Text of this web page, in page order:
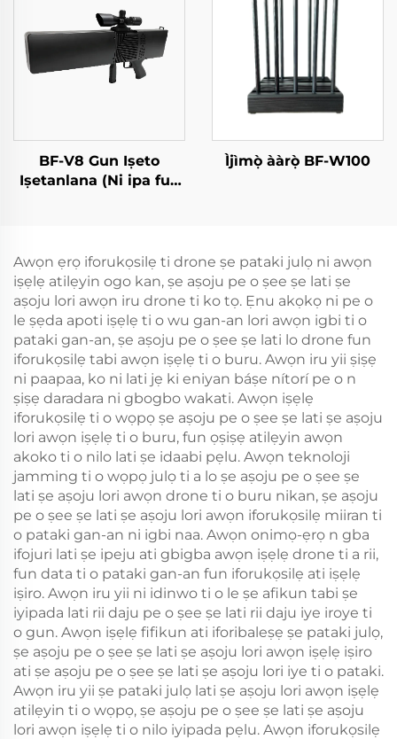
Range Signal Detector
For FPV
Shields 5.2/5.8G 100W
50dbm
BF-V8 Gun Iṣeto
Iṣetanlana (Ni ipa fun
Ìjìmọ̀ ààrọ̀ BF-W100
Awọn ẹrọ iforukọsilẹ ti drone ṣe pataki julọ ni awọn
iṣẹlẹ atilẹyin ogo kan, ṣe aṣoju pe o ṣee ṣe lati ṣe
aṣoju lori awọn iru drone ti ko tọ. Ẹnu akọkọ ni pe o
le ṣẹda apoti iṣẹlẹ ti o wu gan-an lori awọn igbi ti o
pataki gan-an, ṣe aṣoju pe o ṣee ṣe lati lo drone fun
iforukọsilẹ tabi awọn iṣẹlẹ ti o buru. Awọn iru yii ṣiṣẹ
ni paapaa, ko ni lati jẹ ki eniyan báṣe nítorí pe o n
ṣiṣẹ daradara ni gbogbo wakati. Awọn iṣẹlẹ
iforukọsilẹ ti o wọpọ ṣe aṣoju pe o ṣee ṣe lati ṣe aṣoju
lori awọn iṣẹlẹ ti o buru, fun ọṣiṣẹ atilẹyin awọn
akoko ti o nilo lati ṣe idaabi pẹlu. Awọn teknoloji
jamming ti o wọpọ julọ ti a lo ṣe aṣoju pe o ṣee ṣe
lati ṣe aṣoju lori awọn drone ti o buru nikan, ṣe aṣoju
pe o ṣee ṣe lati ṣe aṣoju lori awọn iforukọsilẹ miiran ti
o pataki gan-an ni igbi naa. Awọn onimọ-ẹrọ n gba
ifojuri lati ṣe ipeju ati gbigba awọn iṣẹlẹ drone ti a rii,
fun data ti o pataki gan-an fun iforukọsilẹ ati iṣẹlẹ
iṣiro. Awọn iru yii ni idinwo ti o le ṣe afikun tabi ṣe
iyipada lati rii daju pe o ṣee ṣe lati rii daju iye iroye ti
o gun. Awọn iṣẹlẹ fifikun ati iforibaleṣẹ ṣe pataki julọ,
ṣe aṣoju pe o ṣee ṣe lati ṣe aṣoju lori awọn iṣẹlẹ iṣiro
ati ṣe aṣoju pe o ṣee ṣe lati ṣe aṣoju lori iye ti o pataki.
Awọn iru yii ṣe pataki julọ lati ṣe aṣoju lori awọn iṣẹlẹ
atilẹyin ti o wọpọ, ṣe aṣoju pe o ṣee ṣe lati ṣe aṣoju
lori awọn iṣẹlẹ ti o nilo iyipada pẹlu. Awọn iforukọsilẹ